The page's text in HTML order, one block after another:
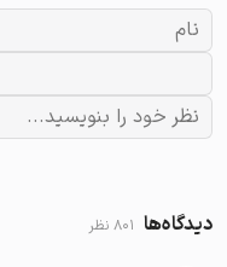
دیدگاه‌ها 801 نظر